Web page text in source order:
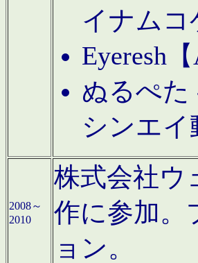
イナム
Eyeresh
ぬるぺた
シンエイ
2008～
2010
株式会社ウ
作に参加。
ョン。